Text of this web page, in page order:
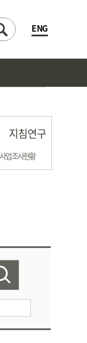
ENG
지침연구
업 조사현황